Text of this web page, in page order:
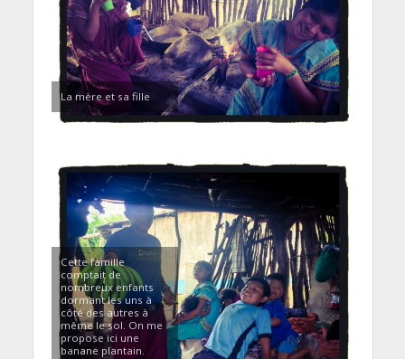
La mère et sa fille
Cette famille
comptait de
nombreux enfants
dormant les uns à
côté des autres à
même le sol. On me
propose ici une
banane plantain.